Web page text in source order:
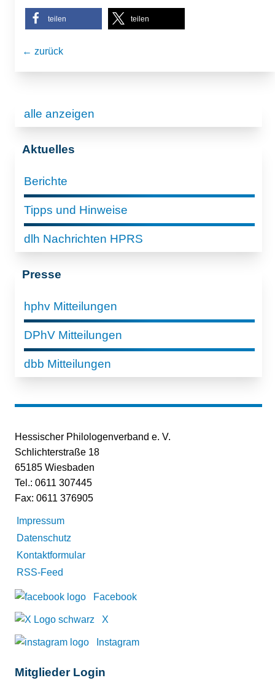
teilen teilen
← zurück
alle anzeigen
Aktuelles
Berichte
Tipps und Hinweise
dlh Nachrichten HPRS
Presse
hphv Mitteilungen
DPhV Mitteilungen
dbb Mitteilungen
Hessischer Philologenverband e. V.
Schlichterstraße 18
65185 Wiesbaden
Tel.: 0611 307445
Fax: 0611 376905
Impressum
Datenschutz
Kontaktformular
RSS-Feed
Facebook
X
Instagram
Mitglieder Login